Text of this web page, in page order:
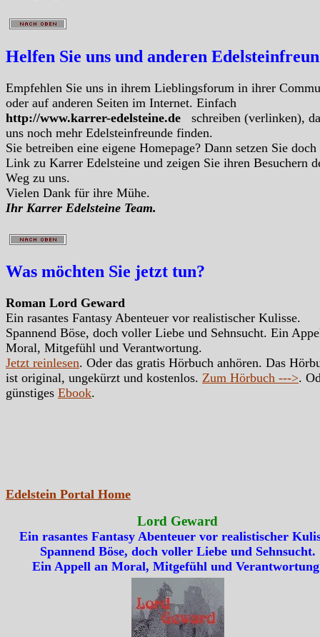
Helfen Sie uns und anderen
Empfehlen Sie uns in ihrem Lieblingsforum in ihrer
oder auf anderen Seiten im Internet. Einfach
http://www.karrer-edelsteine.de
schreiben (verlinken),
uns noch mehr Edelsteinfreunde finden.
Sie betreiben eine eigene Homepage? Dann setzen Sie doch
Link zu Karrer Edelsteine und zeigen Sie ihren Besuchern
Weg zu uns.
Vielen Dank für ihre Mühe.
Ihr Karrer Edelsteine Team.
Was möchten Sie jetzt tun?
Roman Lord Geward
Ein rasantes Fantasy Abenteuer vor realistischer Kulisse.
Spannend Böse, doch voller Liebe und Sehnsucht. Ein
Moral, Mitgefühl und Verantwortung.
Jetzt reinlesen. Oder das gratis Hörbuch anhören. Das
ist original, ungekürzt und kostenlos. Zum Hörbuch --->.
günstiges Ebook.
Edelstein Portal Home
Lord Geward
Ein rasantes Fantasy Abenteuer vor realistischer
Spannend Böse, doch voller Liebe und Sehnsucht.
Ein Appell an Moral, Mitgefühl und